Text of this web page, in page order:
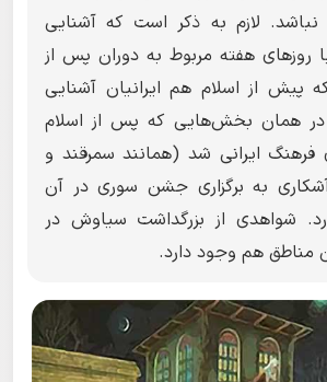
لازم به ذکر است که آشنایی
روزهای هفته مربوط به دوران پس از
پیش از اسلام هم ایرانیان آشنایی
در همان بخش‌هایی که پس از اسلام
فرهنگ ایرانی شد (همانند سمرقند و
به برگزاری جشن سوری در آن
شواهدی از بزرگداشت سیاوش در
مناطق هم وجود دارد.